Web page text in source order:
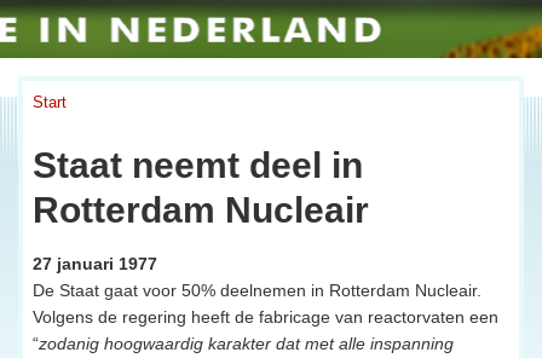
Start
Staat neemt deel in
Rotterdam Nucleair
27 januari 1977
De Staat gaat voor 50% deelnemen in Rotterdam Nucleair.
Volgens de regering heeft de fabricage van reactorvaten een
“zodanig hoogwaardig karakter dat met alle inspanning